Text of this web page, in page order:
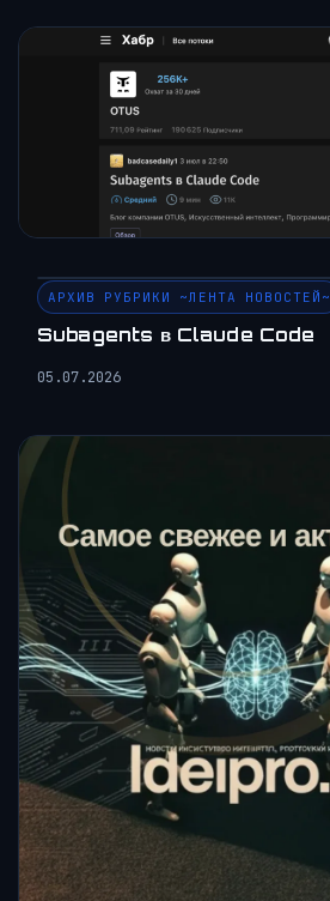
АРХИВ РУБРИКИ ~ЛЕНТА НОВОСТЕЙ~
Subagents в Claude Code
05.07.2026